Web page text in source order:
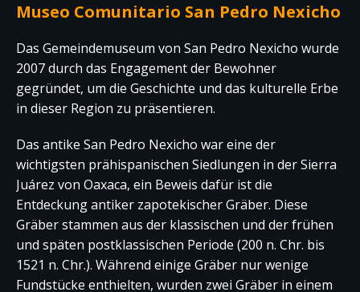
Museo Comunitario San Pedro Nexicho
Das Gemeindemuseum von San Pedro Nexicho wurde
2007 durch das Engagement der Bewohner
gegründet, um die Geschichte und das kulturelle Erbe
in dieser Region zu präsentieren.
Das antike San Pedro Nexicho war eine der
wichtigsten prähispanischen Siedlungen in der Sierra
Juárez von Oaxaca, ein Beweis dafür ist die
Entdeckung antiker zapotekischer Gräber. Diese
Gräber stammen aus der klassischen und der frühen
und späten postklassischen Periode (200 n. Chr. bis
1521 n. Chr.). Während einige Gräber nur wenige
Fundstücke enthielten, wurden zwei Gräber in einem